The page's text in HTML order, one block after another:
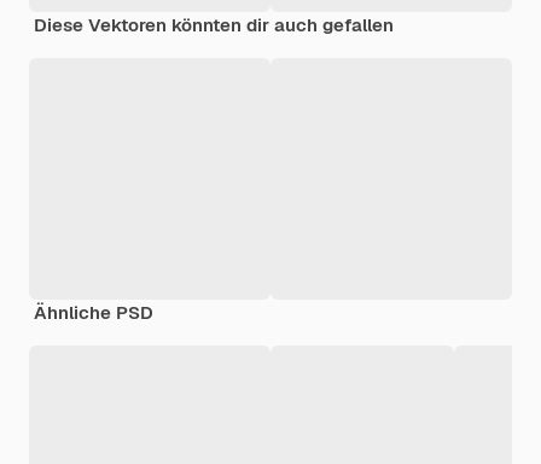
Diese Vektoren könnten dir auch gefallen
Ähnliche PSD